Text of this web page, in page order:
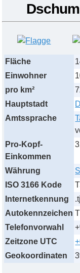
Fläche
Einwohner
pro km²
Hauptstadt
Amtssprache
Pro-Kopf-
Einkommen
Währung
ISO 3166 Kode
Internetkennung
.tj
Autokennzeichen
Telefonvorwahl
Zeitzone UTC
Geokoordinaten